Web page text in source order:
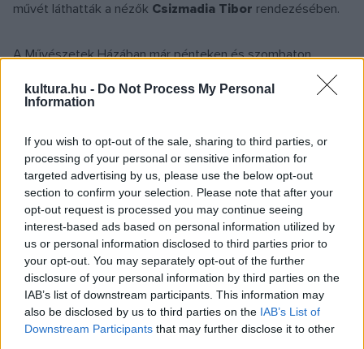
kultura.hu - Do Not Process My Personal
Information
If you wish to opt-out of the sale, sharing to third parties, or
processing of your personal or sensitive information for
targeted advertising by us, please use the below opt-out
section to confirm your selection. Please note that after your
opt-out request is processed you may continue seeing
interest-based ads based on personal information utilized by
us or personal information disclosed to third parties prior to
your opt-out. You may separately opt-out of the further
disclosure of your personal information by third parties on the
IAB’s list of downstream participants. This information may
also be disclosed by us to third parties on the IAB’s List of
Downstream Participants that may further disclose it to other
művét láthatták a nézők Csizmadia Tibor rendezésében.
A Művészetek Házában már pénteken és szombaton
Szálinger Balázs
91 százalékcímű művét és Zalán Tibor Szása i Szása című
Hétfőn a Művészetek Háza kistermében tartanak kötetvitát
és szakmai beszélgetéstSzékely Csaba Bányavirágcímű
műve kapcsánEsélytelenek a színpadoncímmelZávada
író, szociológus ésBérczes László rendező, dramaturg
részvételével. A vita soránHáy János Nehéz ésBorbély
Szilárd Az olaszliszkaicímű darabjáról, valamint a
PanoDráma Szóról szóra és a budapesti Katona József
SzínházCigányokcímű előadásáról is szó lesz.